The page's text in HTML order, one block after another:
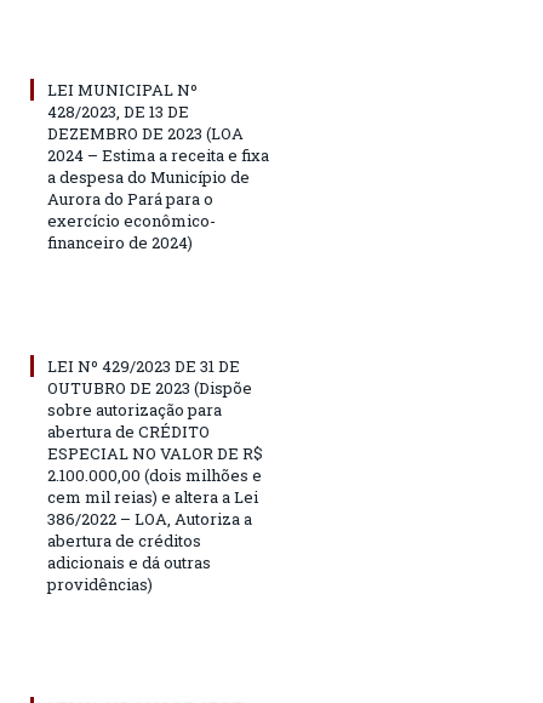
LEI MUNICIPAL Nº
428/2023, DE 13 DE
DEZEMBRO DE 2023 (LOA
2024 – Estima a receita e fixa
a despesa do Município de
Aurora do Pará para o
exercício econômico-
financeiro de 2024)
LEI Nº 429/2023 DE 31 DE
OUTUBRO DE 2023 (Dispõe
sobre autorização para
abertura de CRÉDITO
ESPECIAL NO VALOR DE R$
2.100.000,00 (dois milhões e
cem mil reias) e altera a Lei
386/2022 – LOA, Autoriza a
abertura de créditos
adicionais e dá outras
providências)